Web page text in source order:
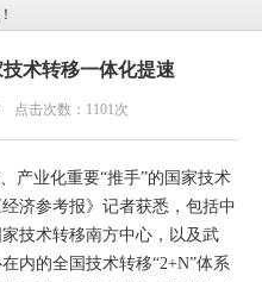
术转移一体化提速
点击次数：1101次
业化重要“推手”的国家技术
济参考报》记者获悉，包括中
技术转移南方中心，以及武
内的全国技术转移“2+N”体系